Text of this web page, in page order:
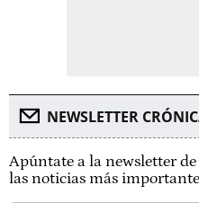
NEWSLETTER
Apúntate a la newsletter
las noticias más